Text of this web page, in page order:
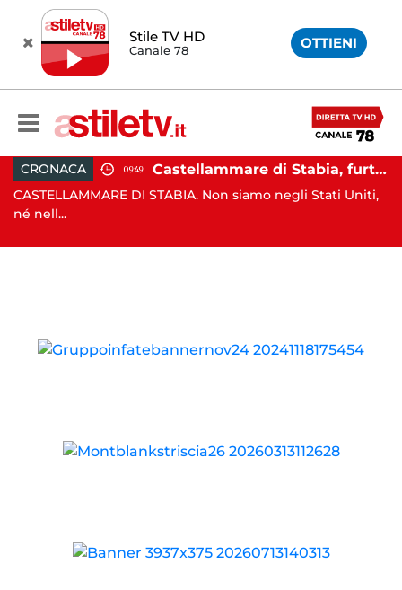
Stile TV HD
Canale 78 OTTIENI
CRONACA 09:49 Castellammare di Stabia, furto dal parrucchiere con cappuccio bianco e machete: 53enne in manette
CASTELLAMMARE DI STABIA. Non siamo negli Stati Uniti,
né nell...